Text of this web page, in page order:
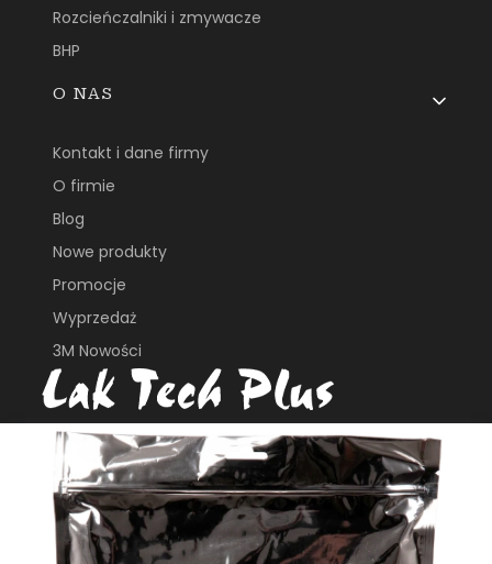
Rozcieńczalniki i zmywacze
BHP
O NAS
Kontakt i dane firmy
O firmie
Blog
Nowe produkty
Promocje
Wyprzedaż
3M Nowości
ul. Płochocińska 113B
03-044, Warszawa
e_biuro@laktech.pl